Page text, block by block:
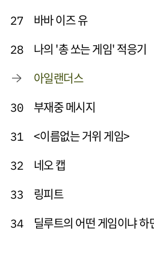
27 바바 이즈 유
28
나의 '총 쏘는 게임' 적응기
아일랜더스
30 부재중 메시지
31 <이름없는 거위 게임>
32 네오 캡
33 링피트
34 딜루트의 어떤 게임이냐